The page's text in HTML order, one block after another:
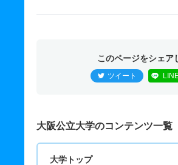
このページをシェア
ツイート
大阪公立大学のコンテンツ一覧
大学トップ